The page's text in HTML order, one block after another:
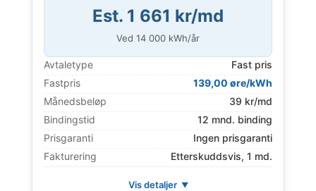
Est. 1 661 kr/md
Ved 14 000 kWh/år
Avtaletype
Fast pris
Fastpris
139,00 øre/kWh
Månedsbeløp
39 kr/md
Bindingstid
12 mnd. binding
Prisgaranti
Ingen prisgaranti
Fakturering
Etterskuddsvis, 1 md.
Vis detaljer